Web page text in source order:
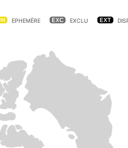
EPHEMÈRE EXCLU